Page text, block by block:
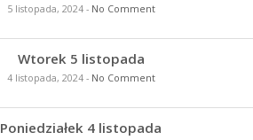
5 listopada, 2024- No Comment
Wtorek 5 listopada
4 listopada, 2024- No Comment
Poniedziałek 4 listopada